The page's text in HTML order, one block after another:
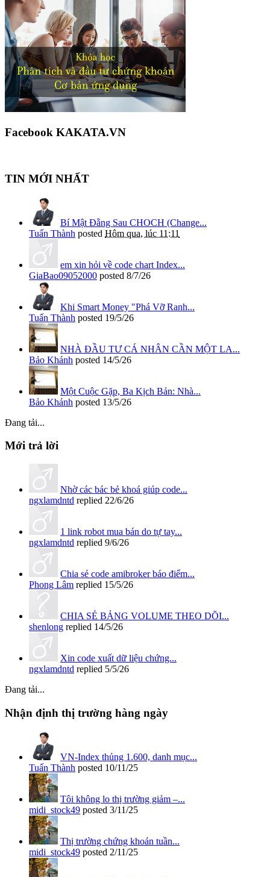
Facebook KAKATA.VN
TIN MỚI NHẤT
Bí Mật Đằng Sau CHOCH (Change...
Tuấn Thành posted Hôm qua, lúc 11:11
em xin hỏi về code chart Index...
GiaBao09052000 posted 8/7/26
Khi Smart Money "Phá Vỡ Ranh...
Tuấn Thành posted 19/5/26
NHÀ ĐẦU TƯ CÁ NHÂN CẦN MỘT LA...
Bảo Khánh posted 14/5/26
Một Cuộc Gặp, Ba Kịch Bản: Nhà...
Bảo Khánh posted 13/5/26
Đang tải...
Mới trả lời
Nhờ các bác bẻ khoá giúp code...
ngxlamdntd replied 22/6/26
1 link robot mua bán do tự tay...
ngxlamdntd replied 9/6/26
Chia sẻ code amibroker báo điểm...
Phong Lâm replied 15/5/26
CHIA SẺ BẢNG VOLUME THEO DÕI...
shenlong replied 14/5/26
Xin code xuất dữ liệu chứng...
ngxlamdntd replied 5/5/26
Đang tải...
Nhận định thị trường hàng ngày
VN-Index thủng 1.600, danh mục...
Tuấn Thành posted 10/11/25
Tôi không lo thị trường giảm –...
midi_stock49 posted 3/11/25
Thị trường chứng khoán tuần...
midi_stock49 posted 2/11/25